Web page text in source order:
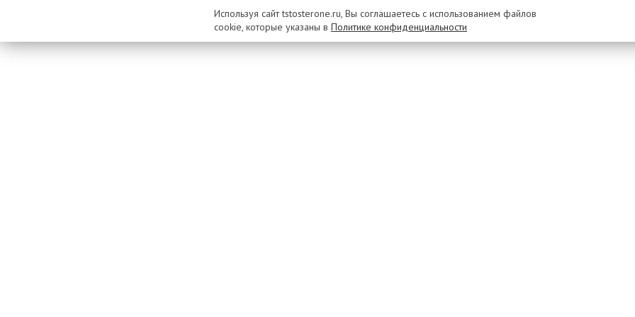
Используя сайт tstosterone.ru, Вы соглашаетесь с использованием файлов
cookie, которые указаны в Политике конфиденциальности